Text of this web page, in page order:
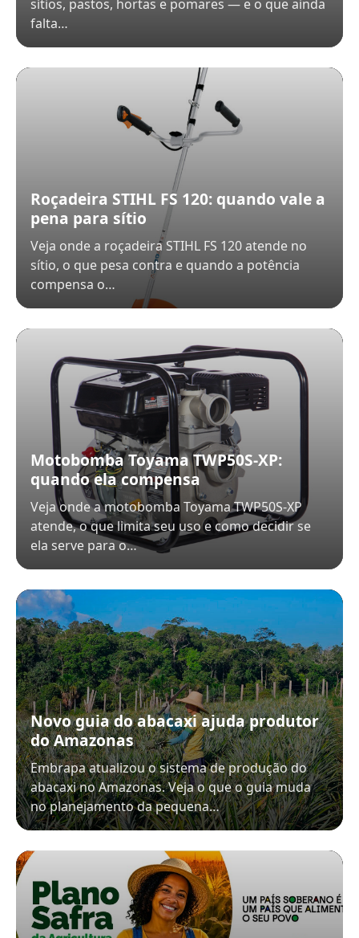
sítios, pastos, hortas e pomares — e o que ainda
falta…
Roçadeira STIHL FS 120: quando vale a
pena para sítio
Veja onde a roçadeira STIHL FS 120 atende no
sítio, o que pesa contra e quando a potência
compensa o…
Motobomba Toyama TWP50S-XP:
quando ela compensa
Veja onde a motobomba Toyama TWP50S-XP
atende, o que limita seu uso e como decidir se
ela serve para o…
Novo guia do abacaxi ajuda produtor
do Amazonas
Embrapa atualizou o sistema de produção do
abacaxi no Amazonas. Veja o que o guia muda
no planejamento da pequena…